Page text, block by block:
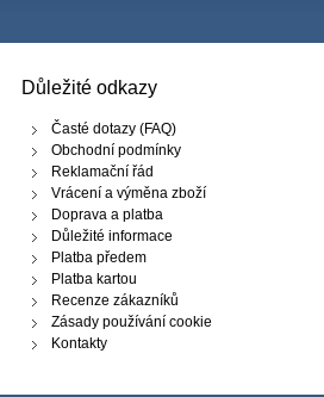
Důležité odkazy
Časté dotazy (FAQ)
Obchodní podmínky
Reklamační řád
Vrácení a výměna zboží
Doprava a platba
Důležité informace
Platba předem
Platba kartou
Recenze zákazníků
Zásady používání cookie
Kontakty